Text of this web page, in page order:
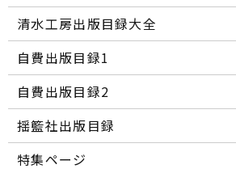
清水工房出版目録大全
自費出版目録1
自費出版目録2
揺籃社出版目録
特集ページ